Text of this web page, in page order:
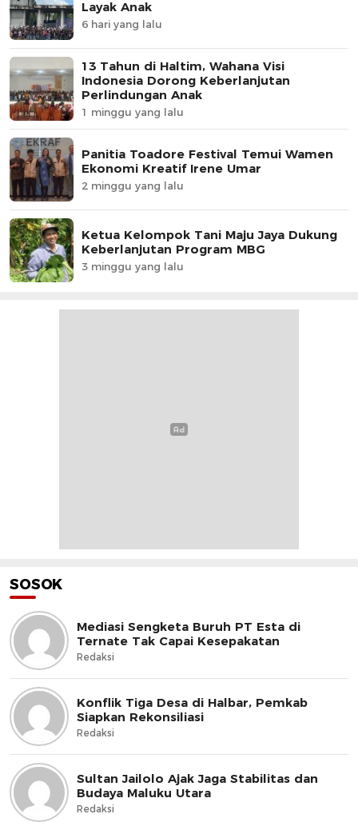
Layak Anak
6 hari yang lalu
13 Tahun di Haltim, Wahana Visi
Indonesia Dorong Keberlanjutan
Perlindungan Anak
1 minggu yang lalu
Panitia Toadore Festival Temui Wamen
Ekonomi Kreatif Irene Umar
2 minggu yang lalu
Ketua Kelompok Tani Maju Jaya Dukung
Keberlanjutan Program MBG
3 minggu yang lalu
SOSOK
Mediasi Sengketa Buruh PT Esta di
Ternate Tak Capai Kesepakatan
Redaksi
Konflik Tiga Desa di Halbar, Pemkab
Siapkan Rekonsiliasi
Redaksi
Sultan Jailolo Ajak Jaga Stabilitas dan
Budaya Maluku Utara
Redaksi